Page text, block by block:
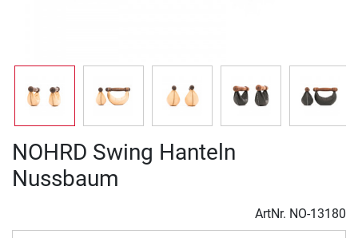
NOHRD Swing Hanteln
Nussbaum
ArtNr. NO-13180